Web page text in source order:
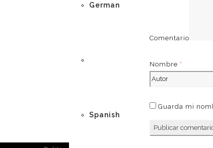
German
Spanish
Comentario
Nombre *
Guarda mi